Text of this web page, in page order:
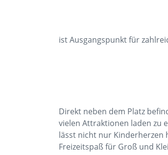
ist Ausgangspunkt für
Direkt neben dem Platz
vielen Attraktionen laden zu
lässt nicht nur Kinderherzen
Freizeitspaß für Groß und